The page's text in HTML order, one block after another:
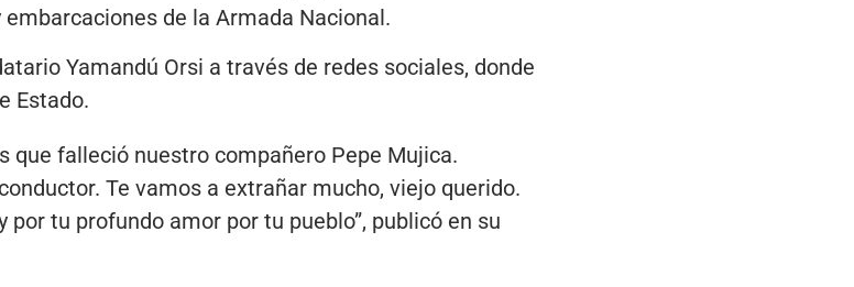
de la Armada Nacional.
Yamandú Orsi a través de redes sociales, donde
Estado.
que falleció nuestro compañero Pepe Mujica.
Te vamos a extrañar mucho, viejo querido.
por tu profundo amor por tu pueblo”, publicó en su